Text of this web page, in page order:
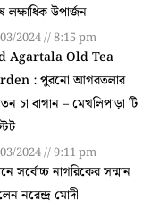
লক্ষাধিক উপার্জন
Agartala Old Tea
: পুরনো আগরতলার
চা বাগান – মেখলিপাড়া টি
2024 8:15 pm
সর্বোচ্চ নাগরিকের সন্মান
নরেন্দ্র মোদী
2024 9:11 pm